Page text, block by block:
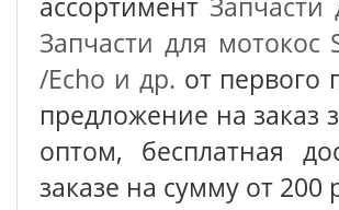
ассортимент
Запчасти для мотокос
/Echo и др. от первого
предложение на заказ
оптом, бесплатная
заказе на сумму от 200